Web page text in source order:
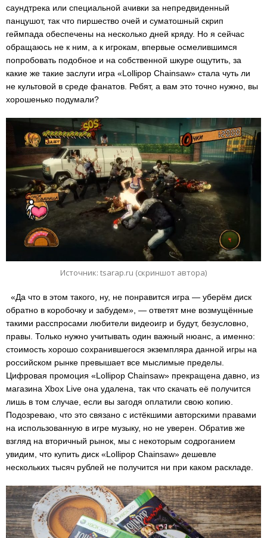
саундтрека или специальной ачивки за непредвиденный
панцушот, так что пиршество очей и суматошный скрип
геймпада обеспечены на несколько дней кряду. Но я сейчас
обращаюсь не к ним, а к игрокам, впервые осмелившимся
попробовать подобное и на собственной шкуре ощутить, за
какие же такие заслуги игра «Lollipop Chainsaw» стала чуть ли
не культовой в среде фанатов. Ребят, а вам это точно нужно, вы
хорошенько подумали?
Источник: tsarap.ru (скриншот автора)
«Да что в этом такого, ну, не понравится игра — уберём диск
обратно в коробочку и забудем», — ответят мне возмущённые
такими расспросами любители видеоигр и будут, безусловно,
правы. Только нужно учитывать один важный нюанс, а именно:
стоимость хорошо сохранившегося экземпляра данной игры на
российском рынке превышает все мыслимые пределы.
Цифровая промоция «Lollipop Chainsaw» прекращена давно, из
магазина Xbox Live она удалена, так что скачать её получится
лишь в том случае, если вы загодя оплатили свою копию.
Подозреваю, что это связано с истёкшими авторскими правами
на использованную в игре музыку, но не уверен. Обратив же
взгляд на вторичный рынок, мы с некоторым содроганием
увидим, что купить диск «Lollipop Chainsaw» дешевле
нескольких тысяч рублей не получится ни при каком раскладе.